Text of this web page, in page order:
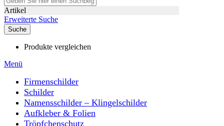
Artikel
Erweiterte Suche
Suche
Produkte vergleichen
Menü
Firmenschilder
Schilder
Namensschilder – Klingelschilder
Aufkleber & Folien
Tröpfchenschutz